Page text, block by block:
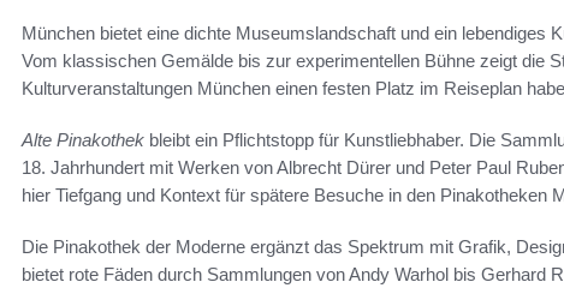
München bietet eine dichte Museumslandschaft und ein lebendiges
Vom klassischen Gemälde bis zur experimentellen Bühne zeigt die
Kulturveranstaltungen München einen festen Platz im Reiseplan
Alte Pinakothek bleibt ein Pflichtstopp für Kunstliebhaber. Die
18. Jahrhundert mit Werken von Albrecht Dürer und Peter Paul
hier Tiefgang und Kontext für spätere Besuche in den Pinakotheken
Die Pinakothek der Moderne ergänzt das Spektrum mit Grafik,
bietet rote Fäden durch Sammlungen von Andy Warhol bis Gerhard